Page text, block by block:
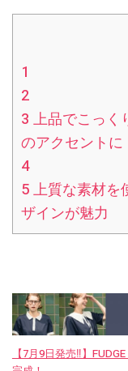
1
2
3 上品でこっく
のアクセントに
4
5上質な素材を
ザインが魅力
【7月9日発売‼︎】